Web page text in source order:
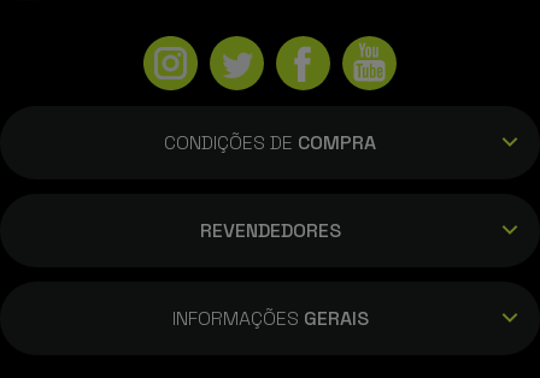
CONDIÇÕES DE COMPRA
REVENDEDORES
INFORMAÇÕES GERAIS